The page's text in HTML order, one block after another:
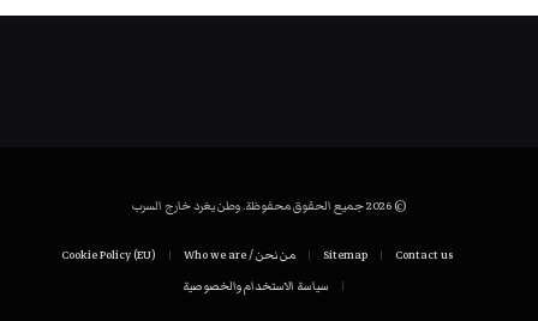
© 2026 جميع الحقوق محفوظة. وطن يغرد خارج السرب
Contact us
Sitemap من نحن / Who we are
Cookie Policy (EU)
سياسة الاستخدام والخصوصية